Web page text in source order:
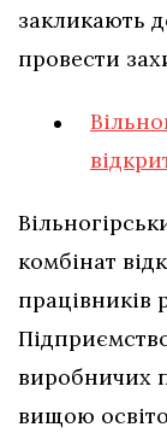
закликають
провести
комбінат
працівників
виробничих
вищою